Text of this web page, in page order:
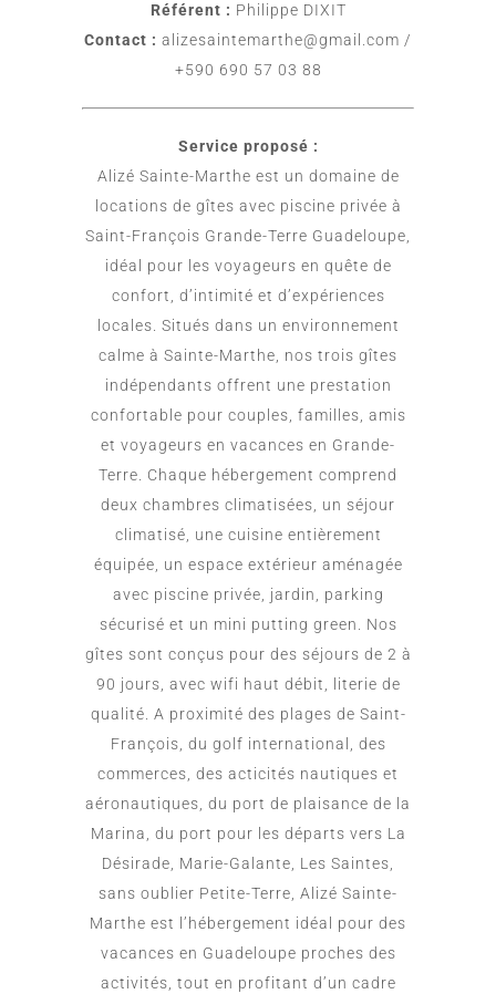
Référent : Philippe DIXIT
Contact : alizesaintemarthe@gmail.com /
+590 690 57 03 88
Service proposé :
Alizé Sainte-Marthe est un domaine de
locations de gîtes avec piscine privée à
Saint-François Grande-Terre Guadeloupe,
idéal pour les voyageurs en quête de
confort, d’intimité et d’expériences
locales. Situés dans un environnement
calme à Sainte-Marthe, nos trois gîtes
indépendants offrent une prestation
confortable pour couples, familles, amis
et voyageurs en vacances en Grande-
Terre. Chaque hébergement comprend
deux chambres climatisées, un séjour
climatisé, une cuisine entièrement
équipée, un espace extérieur aménagée
avec piscine privée, jardin, parking
sécurisé et un mini putting green. Nos
gîtes sont conçus pour des séjours de 2 à
90 jours, avec wifi haut débit, literie de
qualité. A proximité des plages de Saint-
François, du golf international, des
commerces, des acticités nautiques et
aéronautiques, du port de plaisance de la
Marina, du port pour les départs vers La
Désirade, Marie-Galante, Les Saintes,
sans oublier Petite-Terre, Alizé Sainte-
Marthe est l’hébergement idéal pour des
vacances en Guadeloupe proches des
activités, tout en profitant d’un cadre